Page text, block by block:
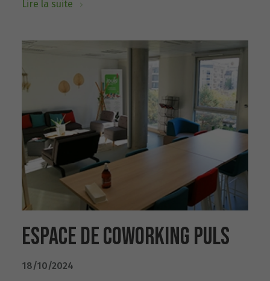
Lire la suite
ESPACE DE COWORKING PULS
18/10/2024